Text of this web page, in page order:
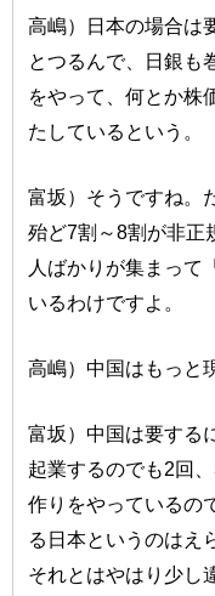
高嶋）日本の場合は
とつるんで、日銀も
をやって、何とか株
たしているという。
富坂）そうですね。
殆ど7割～8割が非正
人ばかりが集まって
いるわけですよ。
高嶋）中国はもっと
富坂）中国は要する
起業するのでも2回
作りをやっているの
る日本というのはえ
それとはやはり少し